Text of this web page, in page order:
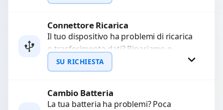
problemi come immagini sfocate, messa
Richiedi Preventivo
WhatsApp
Connettore Ricarica
Il tuo dispositivo ha problemi di ricarica
o trasferimento dati? Ripariamo o
sostituiamo connettori di ricarica guasti,
rotti, allentati, danneggiati,...
SU RICHIESTA
Richiedi Preventivo
Cambio Batteria
La tua batteria ha problemi? Poca